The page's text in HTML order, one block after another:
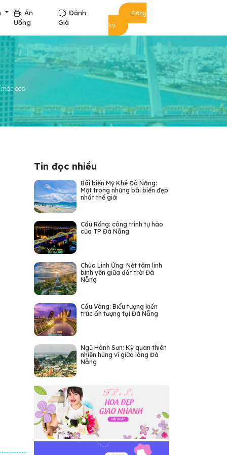
Ăn
Uống
Đánh
Giá
Đăng
ký
cao
Tin đọc nhiều
Bãi biển Mỹ Khê Đà Nẵng:
Một trong những bãi biển đẹp
nhất thế giới
Cầu Rồng: công trình tự hào
của TP Đà Nẵng
Chùa Linh Ứng: Nét tâm linh
bình yên giữa đất trời Đà
Nẵng
Cầu Vàng: Biểu tượng kiến
trúc ấn tượng tại Đà Nẵng
Ngũ Hành Sơn: Kỳ quan thiên
nhiên hùng vĩ giữa lòng Đà
Nẵng